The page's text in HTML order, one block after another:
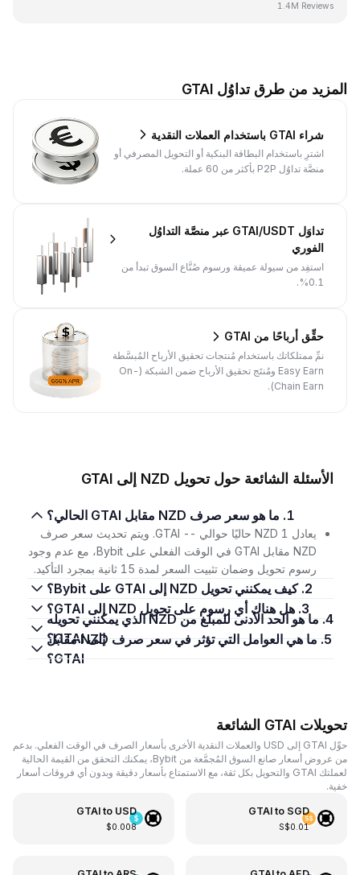
1.4M Reviews
المزيد من طرق تداوُل GTAI
شراء GTAI باستخدام العملات النقدية
اشترِ باستخدام البطاقة البنكية أو التحويل المصرفي أو
منصَّة تداوُل P2P بأكثر من 60 عملة.
تداوَل GTAI/USDT عبر منصَّة التداوُل
الفوري
استفِد من سيولة عميقة ورسوم صُنَّاع السوق تبدأ من
0.1%.
حقِّق أرباحًا من GTAI
نمِّ ممتلكاتك باستخدام مُنتجات تحقيق الأرباح المُبسَّطة
Easy Earn ومُنتَج تحقيق الأرباح ضمن الشبكة (On-
Chain Earn).
الأسئلة الشائعة حول تحويل NZD إلى GTAI
1. ما هو سعر صرف NZD مقابل GTAI الحالي؟
يعادل 1 NZD حاليًا حوالي -- GTAI. ويتم تحديث سعر صرف
NZD مقابل GTAI في الوقت الفعلي على Bybit، مع عدم وجود
رسوم تحويل وضمان تثبيت السعر لمدة 15 ثانية بمجرد التأكيد.
2. كيف يمكنني تحويل NZD إلى GTAI على Bybit؟
3. هل هناك أي رسوم على تحويل NZD إلى GTAI؟
4. ما هو الحد الأدنى للمبلغ من NZD الذي يمكنني تحويله
إلى GTAI؟ 5. ما هي العوامل التي تؤثر في سعر صرف NZD مقابل
GTAI؟
تحويلات GTAI الشائعة
حوِّل GTAI إلى USD والعملات النقدية الأخرى بأسعار الصرف في الوقت الفعلي. بدعم
من عروض أسعار صانع السوق المُجمَّعة من Bybit، يمكنك التحقق من القيمة الحالية
لعملتك GTAI والتحويل بكل ثقة، مع الاستمتاع بأسعار دقيقة وبدون أي فروقات أسعار
خفية.
GTAI to SGD
S$0.01
GTAI to USD
$0.008